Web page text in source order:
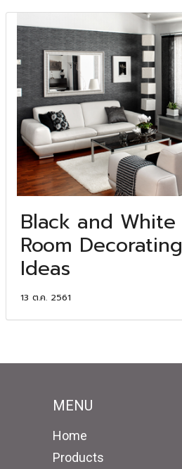
Black and White
Room Decorating
Ideas
13 ต.ค. 2561
MENU
Home
Products